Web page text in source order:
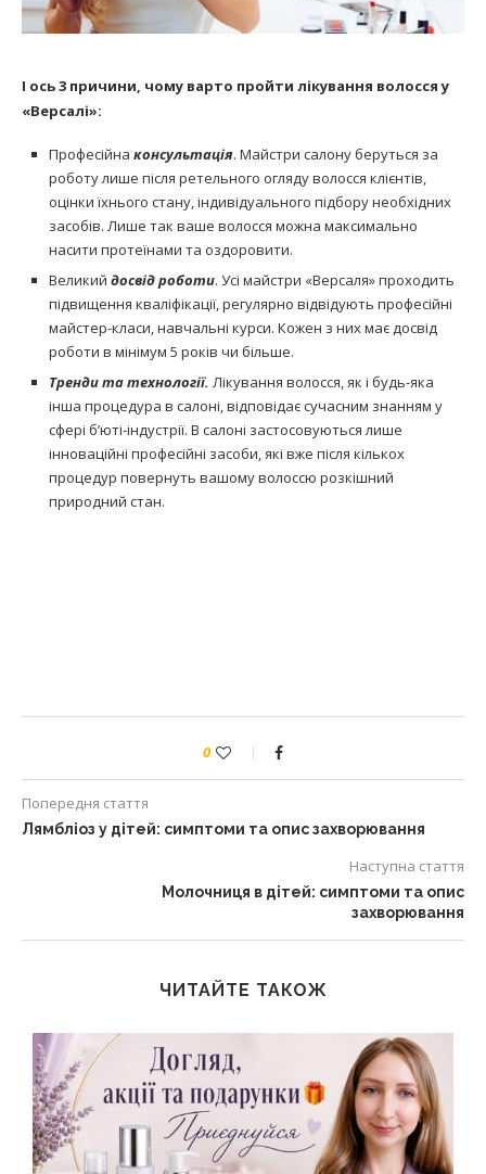
І ось 3 причини, чому варто пройти лікування волосся у
«Версалі»:
Професійна консультація. Майстри салону беруться за
роботу лише після ретельного огляду волосся клієнтів,
оцінки їхнього стану, індивідуального підбору необхідних
засобів. Лише так ваше волосся можна максимально
насити протеїнами та оздоровити.
Великий досвід роботи. Усі майстри «Версаля» проходить
підвищення кваліфікації, регулярно відвідують професійні
майстер-класи, навчальні курси. Кожен з них має досвід
роботи в мінімум 5 років чи більше.
Тренди та технології. Лікування волосся, як і будь-яка
інша процедура в салоні, відповідає сучасним знанням у
сфері б’юті-індустрії. В салоні застосовуються лише
інноваційні професійні засоби, які вже після кількох
процедур повернуть вашому волоссю розкішний
природний стан.
0
Попередня стаття
Лямбліоз у дітей: симптоми та опис захворювання
Наступна стаття
Молочниця в дітей: симптоми та опис
захворювання
ЧИТАЙТЕ ТАКОЖ